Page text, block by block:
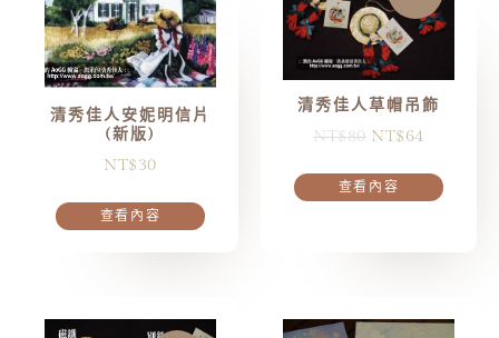
清秀佳人安妮明信片
(新版)
NT$30
查看內容
清秀佳人草帽吊飾
NT$80 NT$64
查看內容